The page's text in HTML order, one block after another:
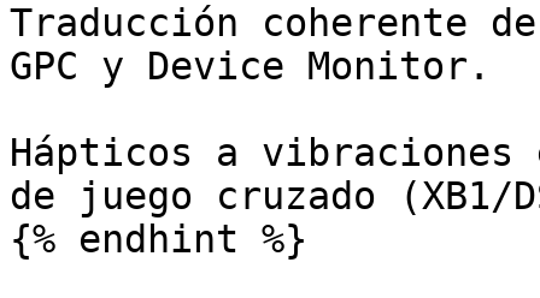
Traducción coherente
GPC y Device Monitor.
Hápticos a
de juego cruzado (XB1/
{% endhint %}